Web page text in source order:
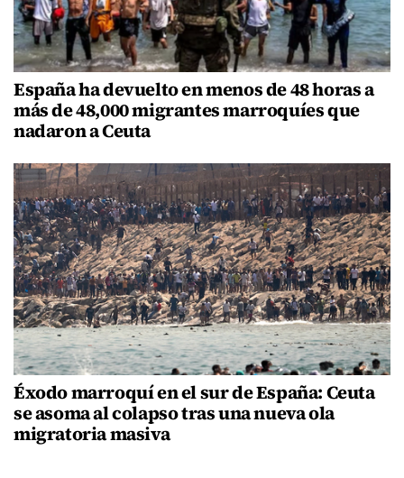
España ha devuelto en menos de 48 horas a
más de 48,000 migrantes marroquíes que
nadaron a Ceuta
Éxodo marroquí en el sur de España: Ceuta
se asoma al colapso tras una nueva ola
migratoria masiva